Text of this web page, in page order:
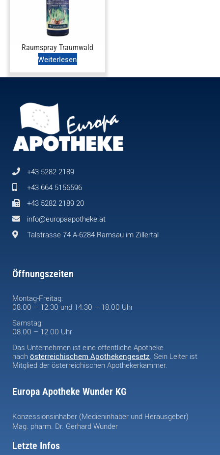
Raumspray Traumwald
Weiterlesen
+43 5282 2189
+43 664 5156596
+43 5282 2189 20
info@europaapotheke.at
Talstrasse 74 A-6284 Ramsau im Zillertal
Öffnungszeiten
Montag-Freitag:
08.00 – 12.30 und 14.30 – 18.00 Uhr
Samstag:
08.00 – 12.00 Uhr
Das Unternehmen ist eine öffentliche Apotheke
nach österreichischem Apothekengesetz. Sein Leiter ist
Mitglied der österreichischen Apothekerkammer.
Europa Apotheke Wunder KG
Konzessionsinhaber (Medieninhaber und Herausgeber)
Mag. pharm. Dr. Gerhard Wunder
Letzte Infos